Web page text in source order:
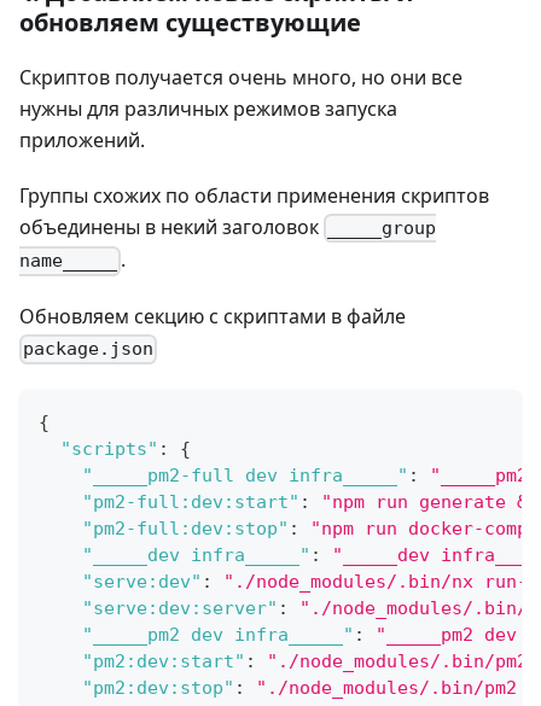
обновляем существующие
Скриптов получается очень много, но они все
нужны для различных режимов запуска
приложений.
Группы схожих по области применения скриптов
объединены в некий заголовок
_____group
name_____
.
Обновляем секцию с скриптами в файле
package.json
{
"scripts" :
{
"_____pm2-full dev infra_____" :
"pm2-full:dev:start" :
"npm run generate
"pm2-full:dev:stop" :
"npm run docker-
"_____dev infra_____" :
"_____dev
"serve:dev" :
"./node_modules/.bin/nx run-
"serve:dev:server" :
"./node_modules/
"_____pm2 dev infra_____" :
"_____pm2 dev
"pm2:dev:start" :
"./node_modules/.bin/
"pm2:dev:stop" :
"./node_modules/.bin/